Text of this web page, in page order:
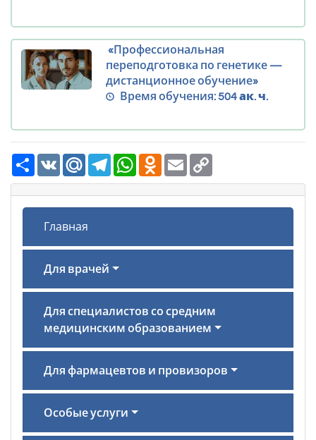
«Профессиональная
переподготовка по генетике —
дистанционное обучение»
Время обучения:504 ак. ч.
РесурсVK Mail.Ru TelegramWhatsAppOdnoklassniki
Email
Главная
Для врачей
Для специалистов со средним
медицинским образованием
Для фармацевтов и провизоров
Особые услуги